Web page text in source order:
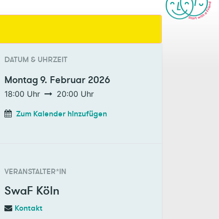
DATUM & UHRZEIT
Montag9. Februar 2026
18:00 Uhr 20:00 Uhr
Zum Kalender hinzufügen
VERANSTALTER*IN
SwaF Köln
Kontakt